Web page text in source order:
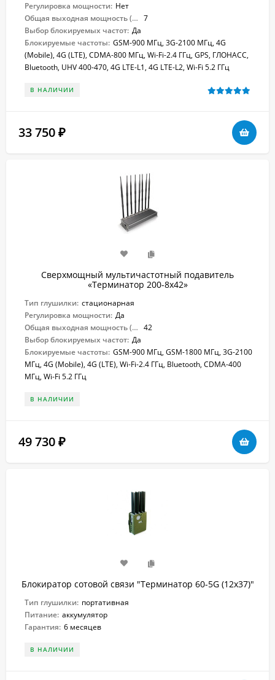
Регулировка мощности: Нет
Общая выходная мощность (Вт): 7
Выбор блокируемых частот: Да
Блокируемые частоты: GSM-900 МГц, 3G-2100 МГц, 4G
(Mobile), 4G (LTE), CDMA-800 МГц, Wi-Fi-2.4 ГГц, GPS, ГЛОНАСС,
Bluetooth, UHV 400-470, 4G LTE-L1, 4G LTE-L2, Wi-Fi 5.2 ГГц
В НАЛИЧИИ
33 750 ₽
Сверхмощный мультичастотный подавитель
«Терминатор 200-8х42»
Тип глушилки: стационарная
Регулировка мощности: Да
Общая выходная мощность (Вт): 42
Выбор блокируемых частот: Да
Блокируемые частоты: GSM-900 МГц, GSM-1800 МГц, 3G-2100
МГц, 4G (Mobile), 4G (LTE), Wi-Fi-2.4 ГГц, Bluetooth, CDMA-400
МГц, Wi-Fi 5.2 ГГц
В НАЛИЧИИ
49 730 ₽
Блокиратор сотовой связи "Терминатор 60-5G (12х37)"
Тип глушилки: портативная
Питание: аккумулятор
Гарантия: 6 месяцев
В НАЛИЧИИ